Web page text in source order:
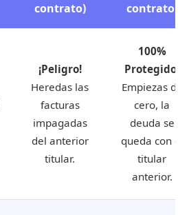
contrato)
contrato)
¡Peligro!
Heredas las
facturas
impagadas
del anterior
titular.
100%
Protegido.
Empiezas de
cero, la
deuda se
queda con el
titular
anterior.